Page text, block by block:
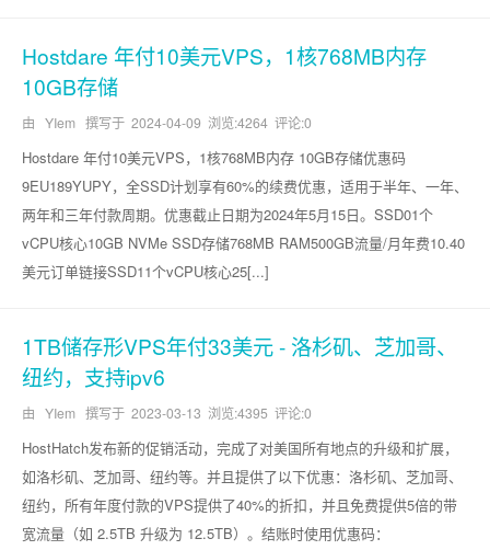
Hostdare 年付10美元VPS，1核768MB内存
10GB存储
由 YIem 撰写于 2024-04-09 浏览:4264 评论:0
Hostdare 年付10美元VPS，1核768MB内存 10GB存储优惠码
9EU189YUPY，全SSD计划享有60%的续费优惠，适用于半年、一年、
两年和三年付款周期。优惠截止日期为2024年5月15日。SSD01个
vCPU核心10GB NVMe SSD存储768MB RAM500GB流量/月年费10.40
美元订单链接SSD11个vCPU核心25[...]
1TB储存形VPS年付33美元 - 洛杉矶、芝加哥、
纽约，支持ipv6
由 YIem 撰写于 2023-03-13 浏览:4395 评论:0
HostHatch发布新的促销活动，完成了对美国所有地点的升级和扩展，
如洛杉矶、芝加哥、纽约等。并且提供了以下优惠：洛杉矶、芝加哥、
纽约，所有年度付款的VPS提供了40%的折扣，并且免费提供5倍的带
宽流量（如 2.5TB 升级为 12.5TB）。结账时使用优惠码：